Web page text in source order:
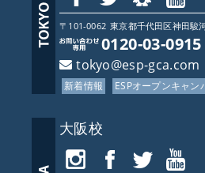
〒101-0062 東京都千代田区神田駿
0120-03-0915
tokyo@esp-gca.com
新着情報 ESPオープンキャン
大阪校